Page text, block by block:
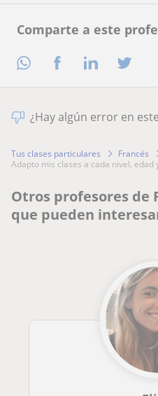
Comparte a este
¿Hay algún error en
Tus clases particulares Francés
adapto mis clases a cada nivel, edad
Otros profesores de
que pueden